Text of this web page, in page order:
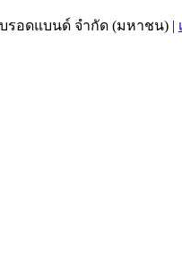
รอดแบนด์ จำกัด (มหาชน) |